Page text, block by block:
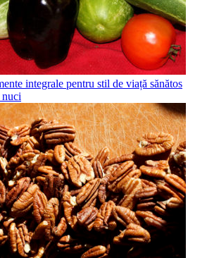
integrale pentru stil de viață sănătos
nuci